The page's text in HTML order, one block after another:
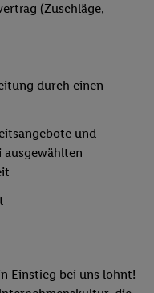
(Zuschläge,
durch einen
und
ausgewählten
Einstieg bei uns lohnt!